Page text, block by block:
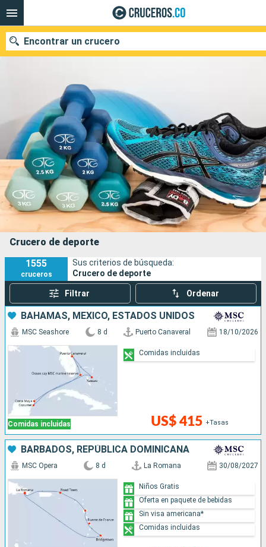
Encontrar un crucero
Fecha de salida
Buscar
Crucero de deporte
1555
cruceros
Sus criterios de búsqueda:
Crucero de deporte
Filtrar Ordenar
BAHAMAS, MÉXICO, ESTADOS UNIDOS
Comidas incluidas
MSC Seashore 8 d Puerto Canaveral 18/10/2026
US$ 415 +Tasas
Comidas incluidas
BARBADOS, REPÚBLICA DOMINICANA
MSC Opera 8 d La Romana 30/08/2027
Niños Gratis
Oferta en paquete de bebidas
Sin visa americana*
Comidas incluidas